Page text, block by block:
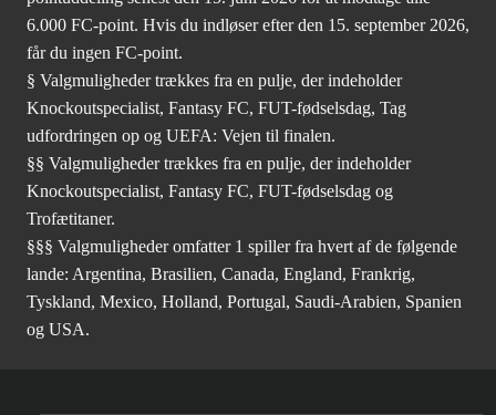
6.000 FC-point. Hvis du indløser efter den 15. september 2026,
får du ingen FC-point.
§ Valgmuligheder trækkes fra en pulje, der indeholder
Knockoutspecialist, Fantasy FC, FUT-fødselsdag, Tag
udfordringen op og UEFA: Vejen til finalen.
§§ Valgmuligheder trækkes fra en pulje, der indeholder
Knockoutspecialist, Fantasy FC, FUT-fødselsdag og
Trofætitaner.
§§§ Valgmuligheder omfatter 1 spiller fra hvert af de følgende
lande: Argentina, Brasilien, Canada, England, Frankrig,
Tyskland, Mexico, Holland, Portugal, Saudi-Arabien, Spanien
og USA.